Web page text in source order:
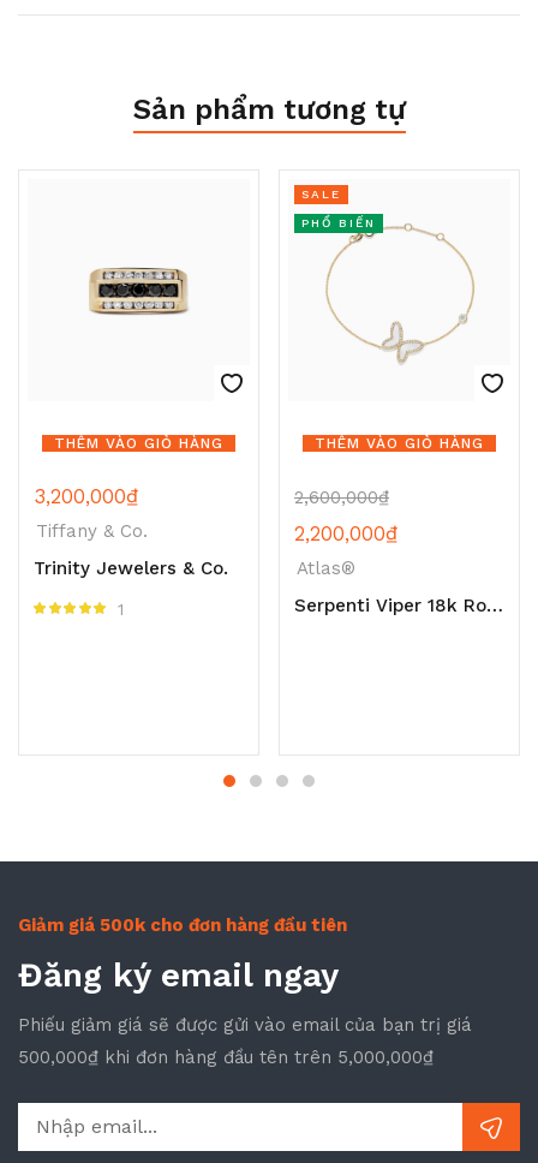
Sản phẩm tương tự
THÊM VÀO GIỎ HÀNG
3,200,000₫
Tiffany & Co.
Trinity Jewelers & Co.
1
THÊM VÀO GIỎ HÀNG
SALE
PHỔ BIẾN
2,600,000₫
2,200,000₫
Atlas®
Serpenti Viper 18k Rose Gold
Giảm giá 500k cho đơn hàng đầu tiên
Đăng ký email ngay
Phiếu giảm giá sẽ được gửi vào email của bạn trị giá
500,000₫ khi đơn hàng đầu tên trên 5,000,000₫